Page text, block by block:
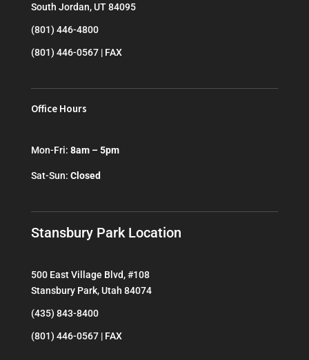
South Jordan, UT 84095
(801) 446-4800
(801) 446-0567 | FAX
Office Hours
Mon-Fri: 8am – 5pm
Sat-Sun: Closed
Stansbury Park Location
500 East Village Blvd, #108
Stansbury Park, Utah 84074
(435) 843-8400
(801) 446-0567 | FAX